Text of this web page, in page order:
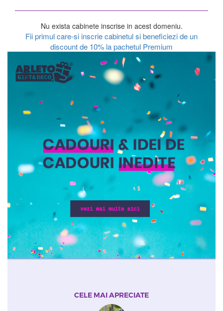
Nu exista cabinete inscrise in acest domeniu.
Fii primul care-si inscrie cabinetul si beneficiezi de un
discount de 10% la pachetul Premium
CELE MAI APRECIATE